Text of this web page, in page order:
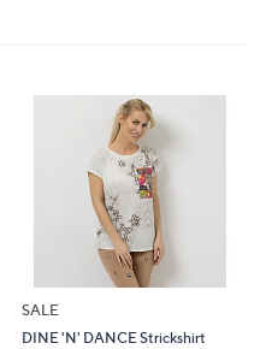
SALE
DINE 'N' DANCE Strickshirt